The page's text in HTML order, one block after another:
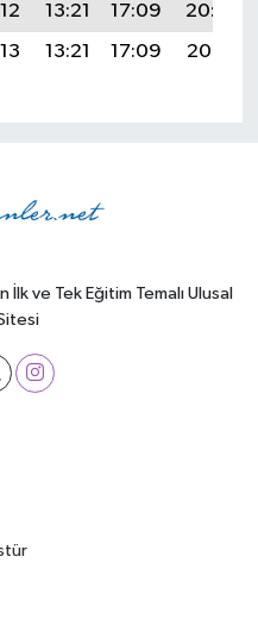
13:21 17:09
20:20
13:21 17:09 20:19
ve Tek Eğitim Temalı Ulusal